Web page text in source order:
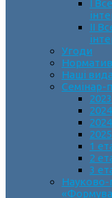
І
ІІ
Угоди
Наші
Семінар-
2023
2025
1
2
3
Науково-